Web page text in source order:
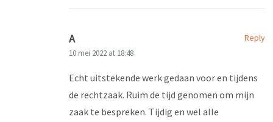
Reply
A
10 mei 2022 at 18:48
Echt uitstekende werk gedaan voor en tijdens
de rechtzaak. Ruim de tijd genomen om mijn
zaak te bespreken. Tijdig en wel alle